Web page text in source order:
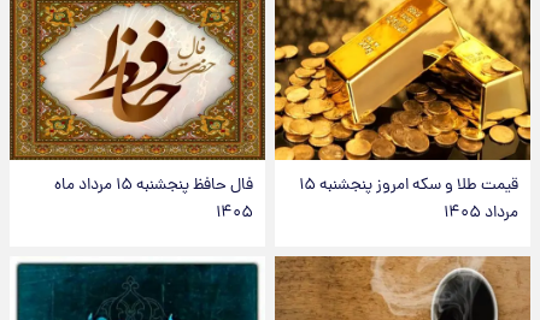
قیمت طلا و سکه امروز پنجشنبه ۱۵
مرداد ۱۴۰۵
فال حافظ پنجشنبه ۱۵ مرداد ماه
۱۴۰۵